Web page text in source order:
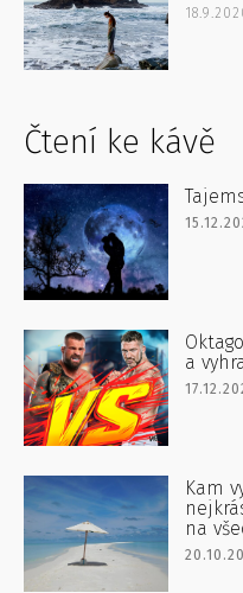
Čtení ke kávě
a
Kam
na